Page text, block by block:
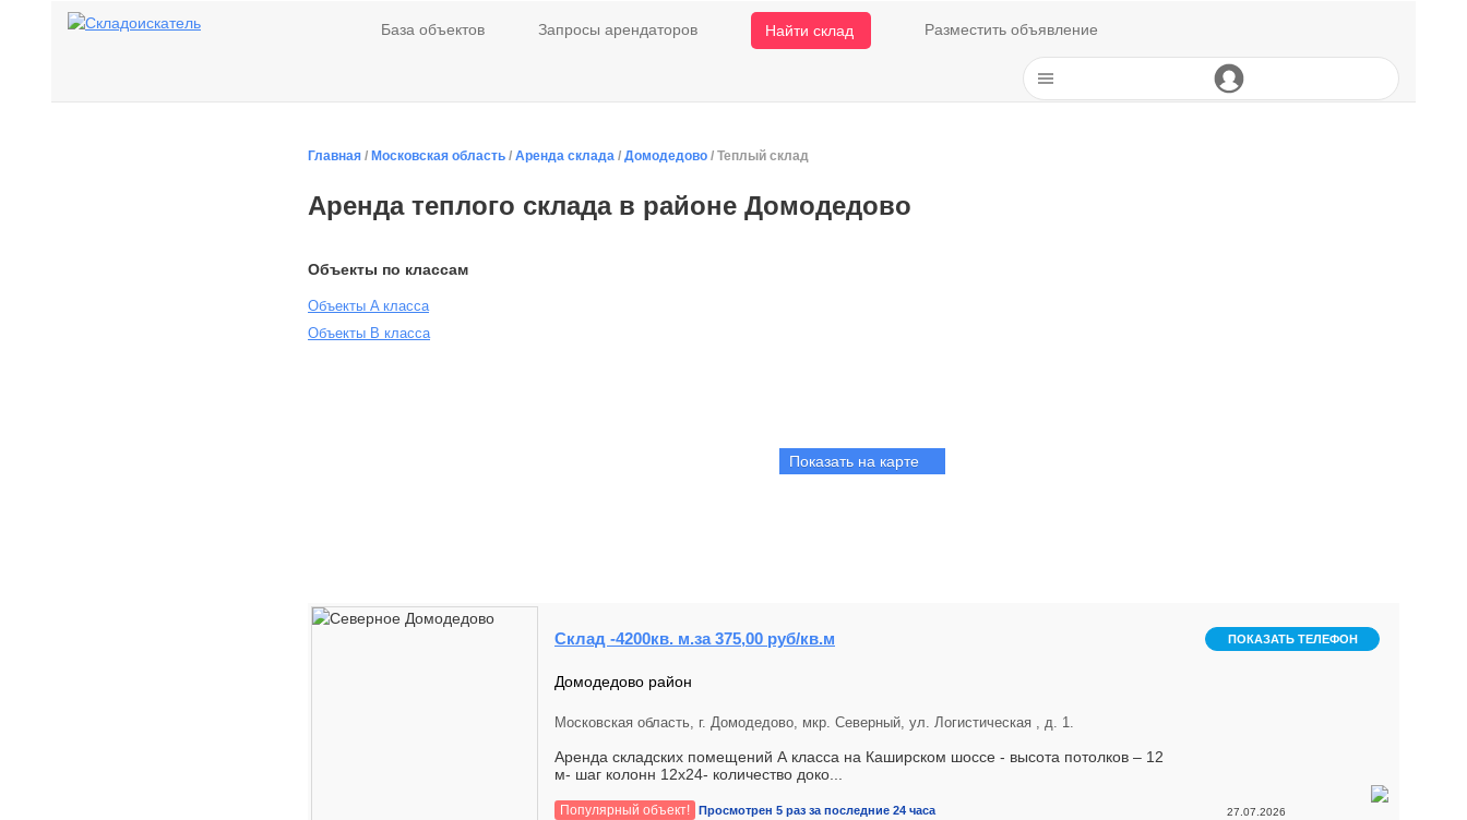
База объектов Запросы арендаторов Найти склад Разместить объявление
Главная / Московская область / Аренда склада / Домодедово / Теплый склад
Аренда теплого склада в районе Домодедово
Объекты по классам
Объекты A класса
Объекты B класса
Показать на карте
Склад -4200кв. м.за 375,00 руб/кв.м
Домодедово район
Московская область, г. Домодедово, мкр. Северный, ул. Логистическая , д. 1.
Аренда складских помещений А класса на Каширском шоссе - высота потолков – 12
м- шаг колонн 12х24- количество доко...
ПОКАЗАТЬ ТЕЛЕФОН
Популярный объект! Просмотрен 5 раз за последние 24 часа 27.07.2026